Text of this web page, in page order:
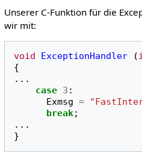
Unserer C-Funktion für die
wir mit:
void ExceptionHandler (
{
...
case 3 :
Exmsg =
break;
...
}